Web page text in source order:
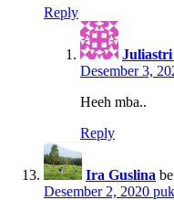
Reply
Juliastri
Desember 3,
Heeh mba..
Reply
Ira Guslina
Desember 2, 2020